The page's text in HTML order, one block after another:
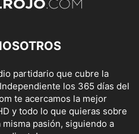
partidario que cubre la
los 365 días del
te acercamos la mejor
y todo lo que quieras sobre
misma pasión, siguiendo a